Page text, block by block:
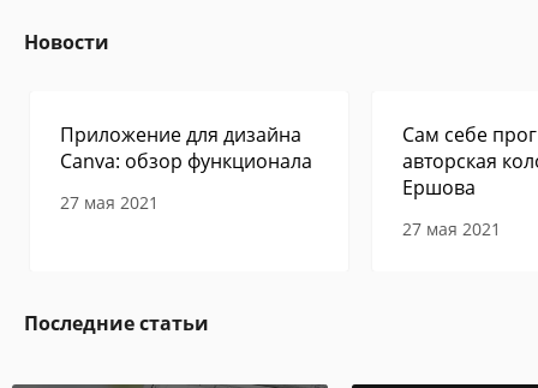
Новости
Приложение для дизайна
Canva: обзор функционала
27 мая 2021
Сам себе
авторская
Ершова
27 мая 2021
Последние статьи